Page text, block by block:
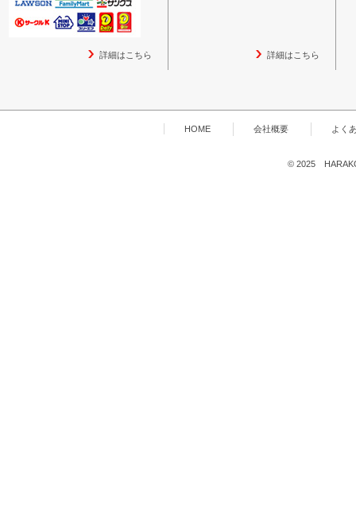
詳細はこちら 詳細はこちら
HOME 会社概要 よく
© 2025